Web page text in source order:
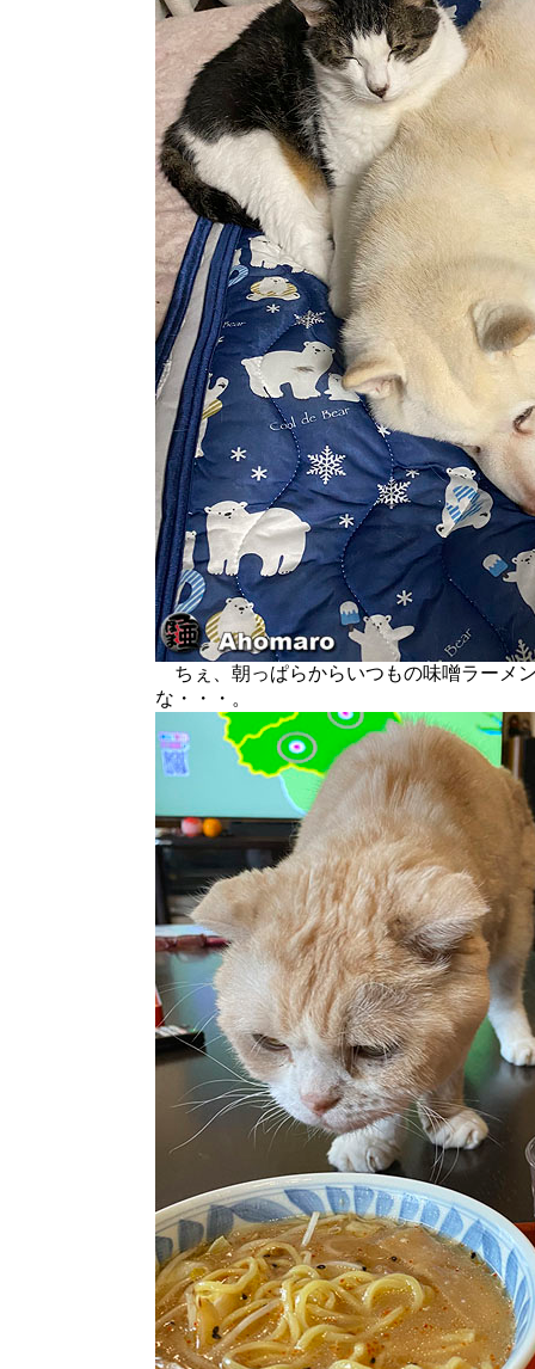
ちぇ、朝っぱらからいつもの味噌ラーメ
な・・・。